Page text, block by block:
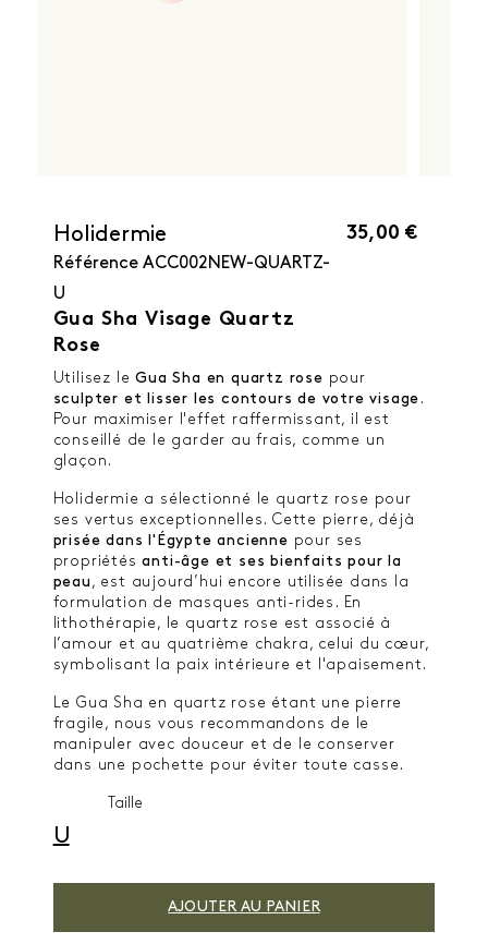
Holidermie
Référence ACC002NEW-QUARTZ-
U
Gua Sha Visage Quartz
Rose
35,00 €
Utilisez leGua Sha en quartz rose pour
sculpter et lisser les contours de votre visage .
Pour maximiser l'effet raffermissant, il est
conseillé de le garder au frais, comme un
glaçon.
Holidermie a sélectionné le quartz rose pour
ses vertus exceptionnelles. Cette pierre, déjà
prisée dans l'Égypte ancienne pour ses
propriétésanti-âge et ses bienfaits pour la
peau , est aujourd’hui encore utilisée dans la
formulation de masques anti-rides. En
lithothérapie, le quartz rose est associé à
l’amour et au quatrième chakra, celui du cœur,
symbolisant la paix intérieure et l'apaisement.
Le Gua Sha en quartz rose étant une pierre
fragile, nous vous recommandons de le
manipuler avec douceur et de le conserver
dans une pochette pour éviter toute casse.
Taille
U
AJOUTER AU PANIER